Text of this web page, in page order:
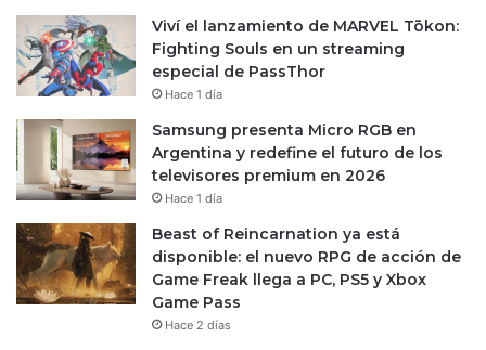
Viví el lanzamiento de MARVEL Tōkon:
Fighting Souls en un streaming
especial de PassThor
Hace 1 día
Samsung presenta Micro RGB en
Argentina y redefine el futuro de los
televisores premium en 2026
Hace 1 día
Beast of Reincarnation ya está
disponible: el nuevo RPG de acción de
Game Freak llega a PC, PS5 y Xbox
Game Pass
Hace 2 días